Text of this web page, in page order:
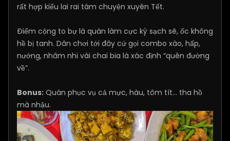
rất hợp kiểu lai rai tám chuyện xuyên Tết.
Điểm cộng to bự là quán làm cực kỳ sạch sẽ, ốc không
hề bị tanh. Dân chơi tới đây cứ gọi combo xào, hấp,
nướng, nhâm nhi vài chai bia là xác định “quên đường
về”.
Bonus: Quán phục vụ cả mực, hàu, tôm tít… tha hồ
mà nhậu.